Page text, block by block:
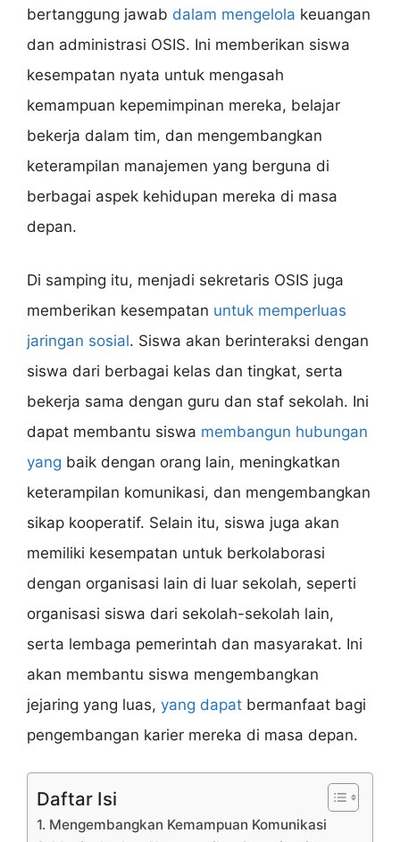
bertanggung jawab dalam mengelola keuangan
dan administrasi OSIS. Ini memberikan siswa
kesempatan nyata untuk mengasah
kemampuan kepemimpinan mereka, belajar
bekerja dalam tim, dan mengembangkan
keterampilan manajemen yang berguna di
berbagai aspek kehidupan mereka di masa
depan.
Di samping itu, menjadi sekretaris OSIS juga
memberikan kesempatan untuk memperluas
jaringan sosial. Siswa akan berinteraksi dengan
siswa dari berbagai kelas dan tingkat, serta
bekerja sama dengan guru dan staf sekolah. Ini
dapat membantu siswa membangun hubungan
yang baik dengan orang lain, meningkatkan
keterampilan komunikasi, dan mengembangkan
sikap kooperatif. Selain itu, siswa juga akan
memiliki kesempatan untuk berkolaborasi
dengan organisasi lain di luar sekolah, seperti
organisasi siswa dari sekolah-sekolah lain,
serta lembaga pemerintah dan masyarakat. Ini
akan membantu siswa mengembangkan
jejaring yang luas, yang dapat bermanfaat bagi
pengembangan karier mereka di masa depan.
Daftar Isi
1. Mengembangkan Kemampuan Komunikasi